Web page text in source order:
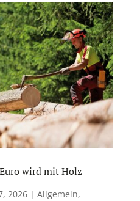
wird mit Holz
2026| Allgemein,